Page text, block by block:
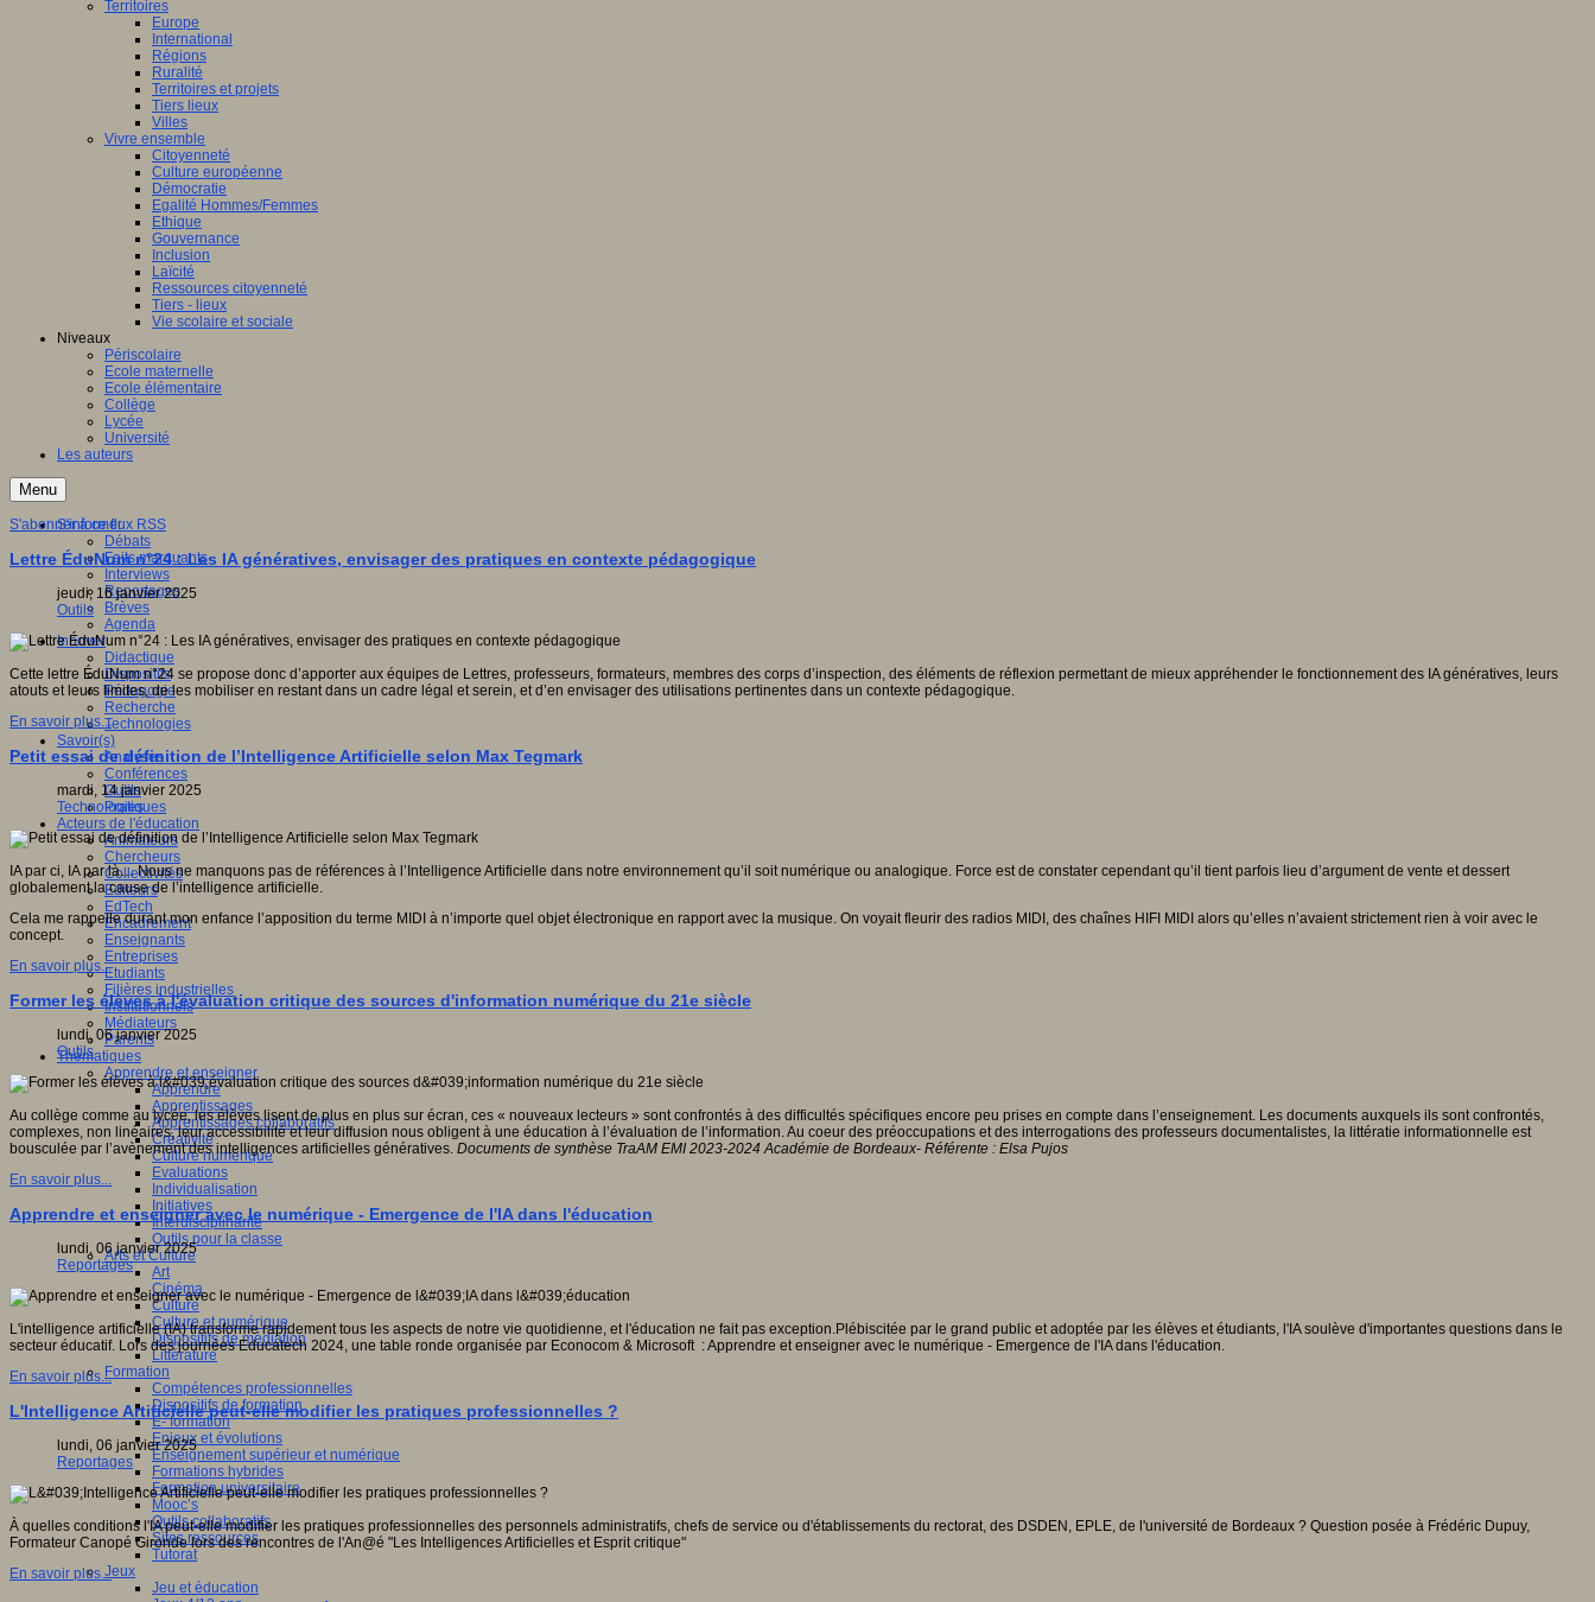
Territoires
Europe
International
Régions
Ruralité
Territoires et projets
Tiers lieux
Villes
Vivre ensemble
Citoyenneté
Culture européenne
Démocratie
Egalité Hommes/Femmes
Ethique
Gouvernance
Inclusion
Laïcité
Ressources citoyenneté
Tiers - lieux
Vie scolaire et sociale
Niveaux
Périscolaire
Ecole maternelle
Ecole élémentaire
Collège
Lycée
Université
Les auteurs
Menu
S'informer
Débats
Faits marquants
Interviews
Reportages
Brèves
Agenda
Innover
Didactique
Dispositifs
Pédagogie
Recherche
Technologies
Savoir(s)
Analyses
Conférences
Outils
Pratiques
Acteurs de l'éducation
Animateurs
Chercheurs
Collectivités
Editeurs
EdTech
Encadrement
Enseignants
Entreprises
Etudiants
Filières industrielles
Institutionnels
Médiateurs
Parents
Thématiques
Apprendre et enseigner
Apprendre
Apprentissages
Apprentissages collaboratifs
Créativité
Culture numérique
Evaluations
Individualisation
Initiatives
Interdisciplinarité
Outils pour la classe
Arts et Culture
Art
Cinéma
Culture
Culture et numérique
Dispositifs de médiation
Littérature
Formation
Compétences professionnelles
Dispositifs de formation
E- formation
Enjeux et évolutions
Enseignement supérieur et numérique
Formations hybrides
Formation universitaire
Mooc’s
Outils collaboratifs
Sites ressources
Tutorat
Jeux
Jeu et éducation
S'abonner à ce flux RSS
Lettre ÉduNum n°24 : Les IA génératives, envisager des pratiques en contexte pédagogique
jeudi, 16 janvier 2025
Outils
Cette lettre ÉduNum n°24 se propose donc d’apporter aux équipes de Lettres, professeurs, formateurs, membres des corps d’inspection, des éléments de réflexion permettant de mieux appréhender le fonctionnement des IA génératives, leurs
atouts et leurs limites, de les mobiliser en restant dans un cadre légal et serein, et d’en envisager des utilisations pertinentes dans un contexte pédagogique.
En savoir plus...
Petit essai de définition de l’Intelligence Artificielle selon Max Tegmark
mardi, 14 janvier 2025
Technologies
IA par ci, IA par là… Nous ne manquons pas de références à l’Intelligence Artificielle dans notre environnement qu’il soit numérique ou analogique. Force est de constater cependant qu’il tient parfois lieu d’argument de vente et dessert
globalement la cause de l’intelligence artificielle.
Cela me rappelle durant mon enfance l’apposition du terme MIDI à n’importe quel objet électronique en rapport avec la musique. On voyait fleurir des radios MIDI, des chaînes HIFI MIDI alors qu’elles n’avaient strictement rien à voir avec le
concept.
En savoir plus...
Former les élèves à l'évaluation critique des sources d'information numérique du 21e siècle
lundi, 06 janvier 2025
Outils
Au collège comme au lycée, les élèves lisent de plus en plus sur écran, ces « nouveaux lecteurs » sont confrontés à des difficultés spécifiques encore peu prises en compte dans l’enseignement. Les documents auxquels ils sont confrontés,
complexes, non linéaires, leur accessibilité et leur diffusion nous obligent à une éducation à l’évaluation de l’information. Au coeur des préoccupations et des interrogations des professeurs documentalistes, la littératie informationnelle est
bousculée par l’avènement des intelligences artificielles génératives. Documents de synthèse TraAM EMI 2023-2024 Académie de Bordeaux- Référente : Elsa Pujos
En savoir plus...
Apprendre et enseigner avec le numérique - Emergence de l'IA dans l'éducation
lundi, 06 janvier 2025
Reportages
L'intelligence artificielle (IA) transforme rapidement tous les aspects de notre vie quotidienne, et l'éducation ne fait pas exception.Plébiscitée par le grand public et adoptée par les élèves et étudiants, l'IA soulève d'importantes questions dans le
secteur éducatif. Lors des journées Educatech 2024, une table ronde organisée par Econocom & Microsoft : Apprendre et enseigner avec le numérique - Emergence de l'IA dans l'éducation.
En savoir plus...
L'Intelligence Artificielle peut-elle modifier les pratiques professionnelles ?
lundi, 06 janvier 2025
Reportages
À quelles conditions l'IA peut-elle modifier les pratiques professionnelles des personnels administratifs, chefs de service ou d'établissements du rectorat, des DSDEN, EPLE, de l'université de Bordeaux ? Question posée à Frédéric Dupuy,
Formateur Canopé Gironde lors des rencontres de l'An@é "Les Intelligences Artificielles et Esprit critique"
En savoir plus...